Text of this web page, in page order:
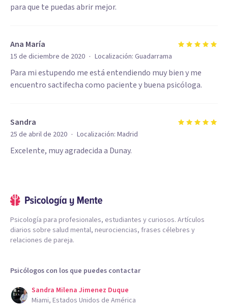
para que te puedas abrir mejor.
Ana María
15 de diciembre de 2020 · Localización: Guadarrama
Para mi estupendo me está entendiendo muy bien y me
encuentro sactifecha como paciente y buena psicóloga.
Sandra
25 de abril de 2020 · Localización: Madrid
Excelente, muy agradecida a Dunay.
Psicología para profesionales, estudiantes y curiosos. Artículos
diarios sobre salud mental, neurociencias, frases célebres y
relaciones de pareja.
Psicólogos con los que puedes contactar
Sandra Milena Jimenez Duque
Miami, Estados Unidos de América